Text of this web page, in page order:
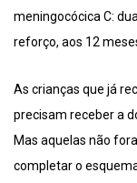
meningocócica C:
reforço, aos 12
As crianças que já
precisam receber a
Mas aquelas não
completar o